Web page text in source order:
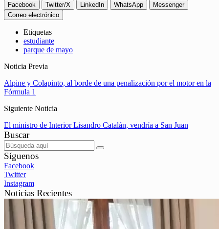
Facebook Twitter/X LinkedIn WhatsApp
Messenger
Correo electrónico
Etiquetas
estudiante
parque de mayo
Noticia Previa
Alpine y Colapinto, al borde de una penalización por el motor en la
Fórmula 1
Siguiente Noticia
El ministro de Interior Lisandro Catalán, vendría a San Juan
Buscar
Síguenos
Facebook
Twitter
Instagram
Noticias Recientes